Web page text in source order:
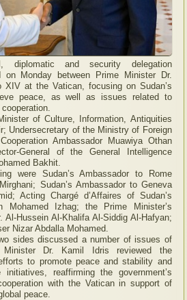
diplomatic and security delegation
Monday between Prime Minister Dr.
at the Vatican, focusing on Sudan’s
peace, as well as issues related to
of Culture, Information, Antiquities
Undersecretary of the Ministry of Foreign
Ambassador Muawiya Othan
General of the General Intelligence
Bakhit.
were Sudan’s Ambassador to Rome
Sudan’s Ambassador to Geneva
Acting Chargé d’Affaires of Sudan’s
Mohamed Izhag; the Prime Minister’s
Al-Hussein Al-Khalifa Al-Siddig Al-Hafyan;
Nizar Abdalla Mohamed.
sides discussed a number of issues of
Minister Dr. Kamil Idris reviewed the
to promote peace and stability and
initiatives, reaffirming the government’s
with the Vatican in support of
peace.